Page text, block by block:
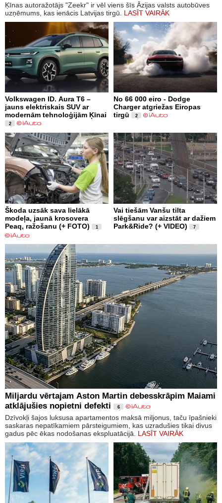
Ķīnas autoražotājs "Zeekr" ir vēl viens šīs Āzijas valsts autobūves
uzņēmums, kas ienācis Latvijas tirgū. LASĪT VAIRĀK
Volkswagen ID. Aura T6 –
jauns elektriskais SUV ar
modernām tehnoloģijām Ķīnai
2
No 66 000 eiro - Dodge
Charger atgriežas Eiropas
tirgū
2
Škoda uzsāk sava lielākā
modeļa, jaunā krosovera
Peaq, ražošanu (+ FOTO)
1
Vai tiešām Vanšu tilta
slēgšanu var aizstāt ar dažiem
Park&Ride? (+ VIDEO)
7
Miljardu vērtajam Aston Martin debesskrāpim Maiami
atklājušies nopietni defekti
6
Dzīvokļi šajos luksusa apartamentos maksā miljonus, taču īpašnieki
saskaras nepatīkamiem pārsteigumiem, kas uzradušies tikai divus
gadus pēc ēkas nodošanas ekspluatācijā. LASĪT VAIRĀK